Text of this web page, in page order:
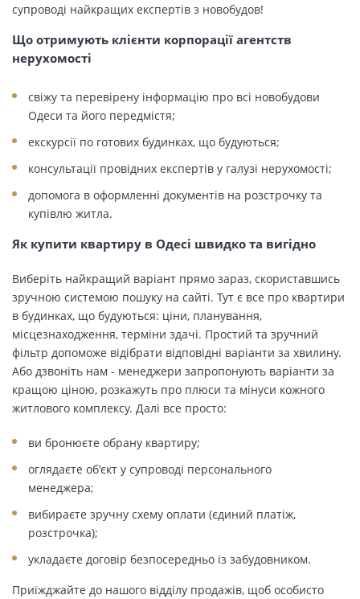
супроводі найкращих експертів з новобудов!
Що отримують клієнти корпорації агентств
нерухомості
свіжу та перевірену інформацію про всі новобудови
Одеси та його передмістя;
екскурсії по готових будинках, що будуються;
консультації провідних експертів у галузі нерухомості;
допомога в оформленні документів на розстрочку та
купівлю житла.
Як купити квартиру в Одесі швидко та вигідно
Виберіть найкращий варіант прямо зараз, скориставшись
зручною системою пошуку на сайті. Тут є все про квартири
в будинках, що будуються: ціни, планування,
місцезнаходження, терміни здачі. Простий та зручний
фільтр допоможе відібрати відповідні варіанти за хвилину.
Або дзвоніть нам - менеджери запропонують варіанти за
кращою ціною, розкажуть про плюси та мінуси кожного
житлового комплексу. Далі все просто:
ви бронюєте обрану квартиру;
оглядаєте об'єкт у супроводі персонального
менеджера;
вибираєте зручну схему оплати (єдиний платіж,
розстрочка);
укладаєте договір безпосередньо із забудовником.
Приїжджайте до нашого відділу продажів, щоб особисто